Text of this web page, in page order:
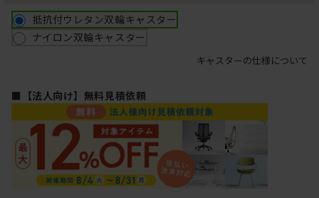
抵抗付ウレタン双輪キャスター
ナイロン双輪キャスター
キャスターの仕様について
■【法人向け】無料見積依頼